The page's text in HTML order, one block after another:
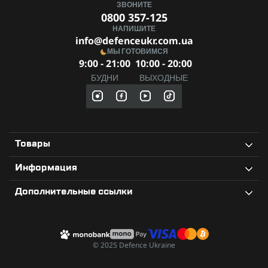
ЗВОНИТЕ
0800 357-125
НАПИШИТЕ
info@defenceukr.com.ua
МЫ ГОТОВИМСЯ
9:00 - 21:00
БУДНИ
10:00 - 20:00
ВЫХОДНЫЕ
Товары
Информация
Дополнительные ссылки
© 2025 Defence Ukraine